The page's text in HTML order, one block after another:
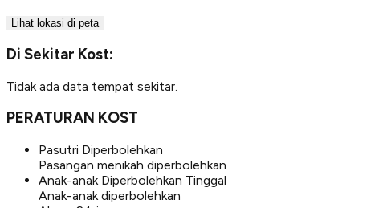
Lihat lokasi di peta
Di Sekitar Kost:
Tidak ada data tempat sekitar.
PERATURAN KOST
Pasutri Diperbolehkan
Pasangan menikah diperbolehkan
Anak-anak Diperbolehkan Tinggal
Anak-anak diperbolehkan